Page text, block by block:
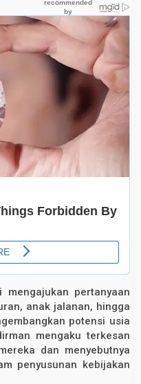
pertanyaan
anak jalanan, hingga
potensi usia
mengaku terkesan
dan menyebutnya
penyusunan kebijakan